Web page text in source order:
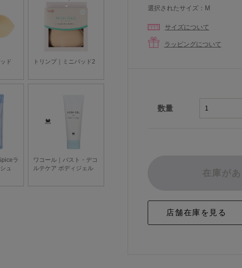
選択されたサイズ：M
サイズについて
ラッピングについて
数量
在庫が